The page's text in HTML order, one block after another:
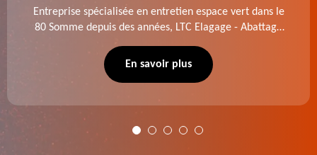
Entreprise spécialisée en entretien espace vert dans le
80 Somme depuis des années, LTC Elagage - Abattage
de dessouchage et autre. Devis offert.
En savoir plus